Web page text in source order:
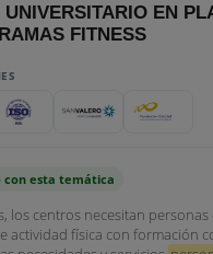
UNIVERSITARIO EN
FITNESS
con esta temática
los centros necesitan
actividad física con formación